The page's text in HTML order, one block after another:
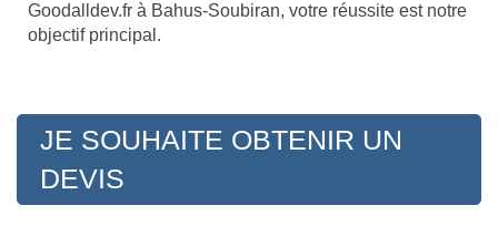
Goodalldev.fr à Bahus-Soubiran, votre réussite est notre
objectif principal.
JE SOUHAITE OBTENIR UN
DEVIS